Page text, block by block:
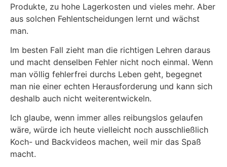
Produkte, zu hohe Lagerkosten und vieles mehr. Aber
aus solchen Fehlentscheidungen lernt und wächst
man.
Im besten Fall zieht man die richtigen Lehren daraus
und macht denselben Fehler nicht noch einmal. Wenn
man völlig fehlerfrei durchs Leben geht, begegnet
man nie einer echten Herausforderung und kann sich
deshalb auch nicht weiterentwickeln.
Ich glaube, wenn immer alles reibungslos gelaufen
wäre, würde ich heute vielleicht noch ausschließlich
Koch- und Backvideos machen, weil mir das Spaß
macht.